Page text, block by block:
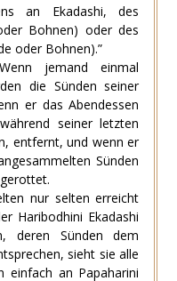
an Ekadashi, des
Bohnen) oder des
oder Bohnen).”
jemand einmal
die Sünden seiner
er das Abendessen
seiner letzten
entfernt, und wenn er
Sünden
nur selten erreicht
Haribodhini Ekadashi
deren Sünden dem
sieht sie alle
einfach an Papaharini